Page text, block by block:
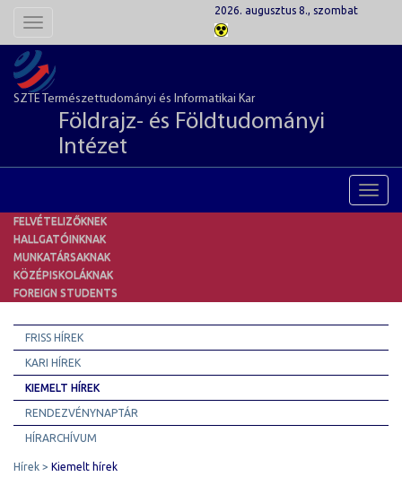
Toggle
2026. augusztus 8., szombat
SZTE Természettudományi és Informatikai Kar
Földrajz- és Földtudományi
Intézet
FELVÉTELIZŐKNEK
HALLGATÓINKNAK
MUNKATÁRSAKNAK
KÖZÉPISKOLÁKNAK
FOREIGN STUDENTS
FRISS HÍREK
KARI HÍREK
KIEMELT HÍREK
RENDEZVÉNYNAPTÁR
HÍRARCHÍVUM
Hírek Kiemelt hírek